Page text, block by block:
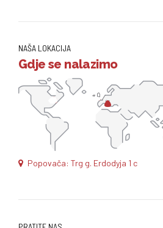
NAŠA LOKACIJA
Gdje se nalazimo
Popovača: Trg g. Erdodyja 1 c